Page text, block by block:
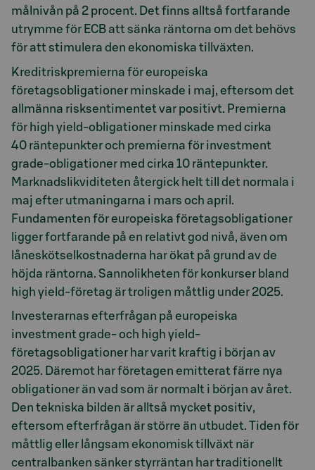
målnivån på 2 procent. Det finns alltså fortfarande
utrymme för ECB att sänka räntorna om det behövs
för att stimulera den ekonomiska tillväxten.
Kreditriskpremierna för europeiska
företagsobligationer minskade i maj, eftersom det
allmänna risksentimentet var positivt. Premierna
för high yield-obligationer minskade med cirka
40 räntepunkter och premierna för investment
grade-obligationer med cirka 10 räntepunkter.
Marknadslikviditeten återgick helt till det normala i
maj efter utmaningarna i mars och april.
Fundamenten för europeiska företagsobligationer
ligger fortfarande på en relativt god nivå, även om
låneskötselkostnaderna har ökat på grund av de
höjda räntorna. Sannolikheten för konkurser bland
high yield-företag är troligen måttlig under 2025.
Investerarnas efterfrågan på europeiska
investment grade- och high yield-
företagsobligationer har varit kraftig i början av
2025. Däremot har företagen emitterat färre nya
obligationer än vad som är normalt i början av året.
Den tekniska bilden är alltså mycket positiv,
eftersom efterfrågan är större än utbudet. Tiden för
måttlig eller långsam ekonomisk tillväxt när
centralbanken sänker styrräntan har traditionellt